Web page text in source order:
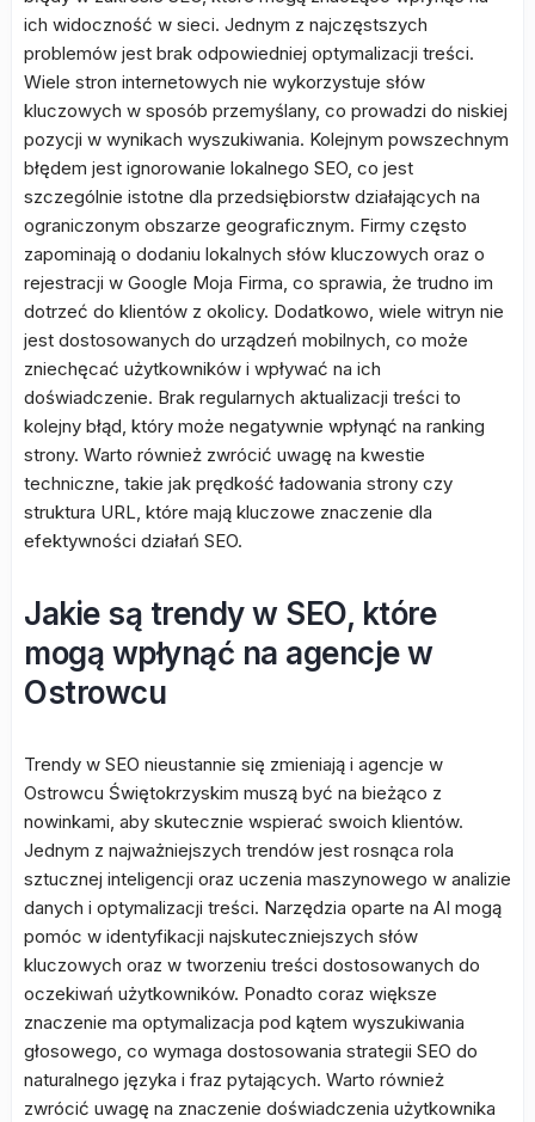
ich widoczność w sieci. Jednym z najczęstszych
problemów jest brak odpowiedniej optymalizacji treści.
Wiele stron internetowych nie wykorzystuje słów
kluczowych w sposób przemyślany, co prowadzi do niskiej
pozycji w wynikach wyszukiwania. Kolejnym powszechnym
błędem jest ignorowanie lokalnego SEO, co jest
szczególnie istotne dla przedsiębiorstw działających na
ograniczonym obszarze geograficznym. Firmy często
zapominają o dodaniu lokalnych słów kluczowych oraz o
rejestracji w Google Moja Firma, co sprawia, że trudno im
dotrzeć do klientów z okolicy. Dodatkowo, wiele witryn nie
jest dostosowanych do urządzeń mobilnych, co może
zniechęcać użytkowników i wpływać na ich
doświadczenie. Brak regularnych aktualizacji treści to
kolejny błąd, który może negatywnie wpłynąć na ranking
strony. Warto również zwrócić uwagę na kwestie
techniczne, takie jak prędkość ładowania strony czy
struktura URL, które mają kluczowe znaczenie dla
efektywności działań SEO.
Jakie są trendy w SEO, które
mogą wpłynąć na agencje w
Ostrowcu
Trendy w SEO nieustannie się zmieniają i agencje w
Ostrowcu Świętokrzyskim muszą być na bieżąco z
nowinkami, aby skutecznie wspierać swoich klientów.
Jednym z najważniejszych trendów jest rosnąca rola
sztucznej inteligencji oraz uczenia maszynowego w analizie
danych i optymalizacji treści. Narzędzia oparte na AI mogą
pomóc w identyfikacji najskuteczniejszych słów
kluczowych oraz w tworzeniu treści dostosowanych do
oczekiwań użytkowników. Ponadto coraz większe
znaczenie ma optymalizacja pod kątem wyszukiwania
głosowego, co wymaga dostosowania strategii SEO do
naturalnego języka i fraz pytających. Warto również
zwrócić uwagę na znaczenie doświadczenia użytkownika